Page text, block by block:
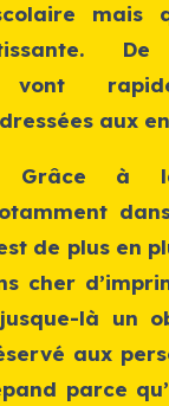
mais
De
vont
aux
Grâce à
de plus en
cher
là un
aux
parce